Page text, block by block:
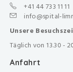
+41 44 733 11 11
info@spital-
Unsere
Täglich von 13.30 -
Anfahrt